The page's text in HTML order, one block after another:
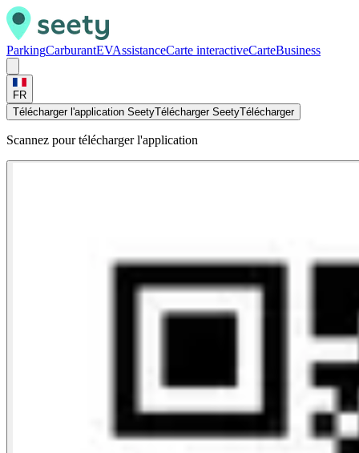
ParkingCarburantEVAssistanceCarte interactiveCarteBusiness
FR
Télécharger l'application SeetyTélécharger SeetyTélécharger
Scannez pour télécharger l'application